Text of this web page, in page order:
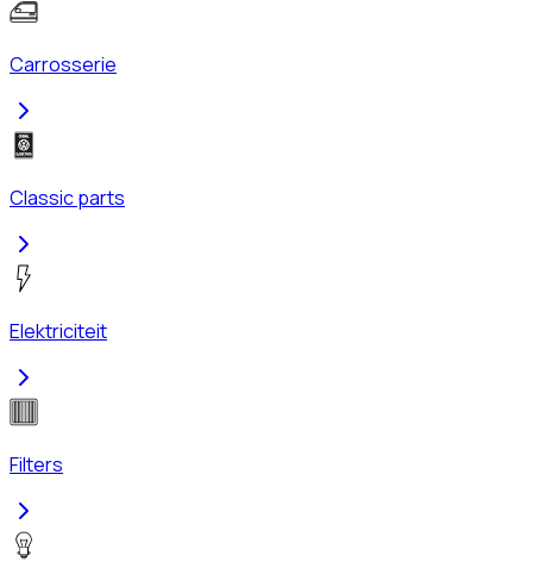
Carrosserie
Classic parts
Elektriciteit
Filters